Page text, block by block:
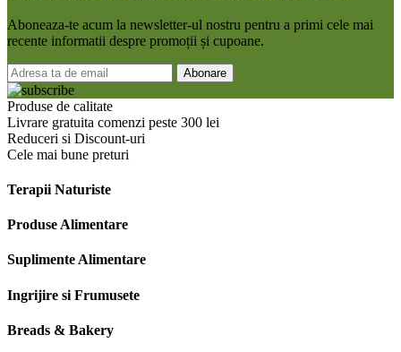
Aboneaza-te acum la newsletter-ul nostru pentru a primi cele mai
recente informatii despre promoții și cupoane.
Produse de calitate
Livrare gratuita comenzi peste 300 lei
Reduceri si Discount-uri
Cele mai bune preturi
Terapii Naturiste
Produse Alimentare
Suplimente Alimentare
Ingrijire si Frumusete
Breads & Bakery